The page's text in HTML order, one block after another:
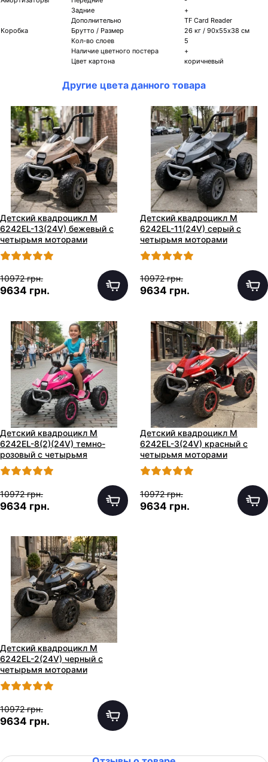
Задние
+
Дополнительно
TF Card Reader
Коробка
Брутто / Размер
26 кг / 90х55х38 см
Кол-во слоев
5
Наличие цветного постера
+
Цвет картона
коричневый
Другие цвета данного товара
Детский квадроцикл M
6242EL-13(24V) бежевый с
четырьмя моторами
10972 грн.
9634 грн.
Детский квадроцикл M
6242EL-11(24V) серый с
четырьмя моторами
10972 грн.
9634 грн.
Детский квадроцикл M
6242EL-8(2)(24V) темно-
розовый с четырьмя
моторами
10972 грн.
9634 грн.
Детский квадроцикл M
6242EL-3(24V) красный с
четырьмя моторами
10972 грн.
9634 грн.
Детский квадроцикл M
6242EL-2(24V) черный с
четырьмя моторами
10972 грн.
9634 грн.